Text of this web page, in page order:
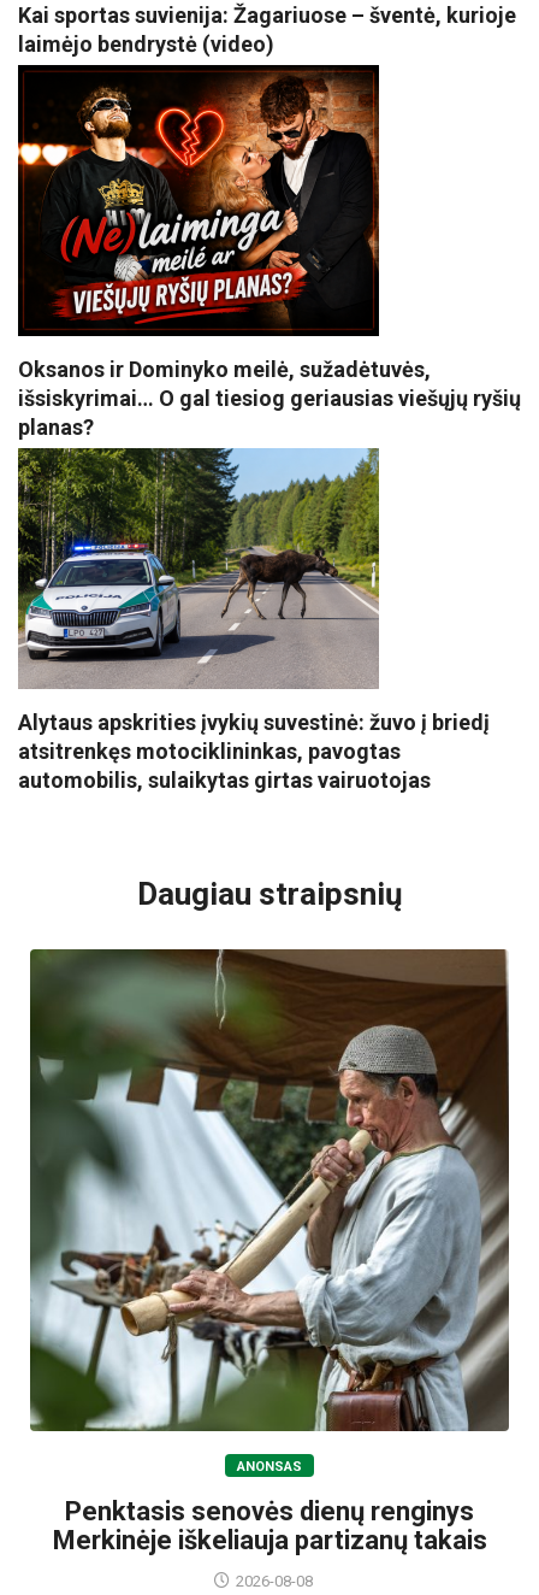
Kai sportas suvienija: Žagariuose – šventė, kurioje
laimėjo bendrystė (video)
Oksanos ir Dominyko meilė, sužadėtuvės,
išsiskyrimai… O gal tiesiog geriausias viešųjų ryšių
planas?
Alytaus apskrities įvykių suvestinė: žuvo į briedį
atsitrenkęs motociklininkas, pavogtas
automobilis, sulaikytas girtas vairuotojas
Daugiau straipsnių
ANONSAS
Penktasis senovės dienų renginys
Merkinėje iškeliauja partizanų takais
2026-08-08